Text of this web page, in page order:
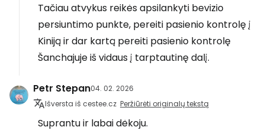
Tačiau atvykus reikės apsilankyti bevizio
persiuntimo punkte, pereiti pasienio kontrolę į
Kiniją ir dar kartą pereiti pasienio kontrolę
Šanchajuje iš vidaus į tarptautinę dalį.
Petr Stepan04. 02. 2026
Išversta iš cestee.cz Peržiūrėti originalų tekstą
Suprantu ir labai dėkoju.